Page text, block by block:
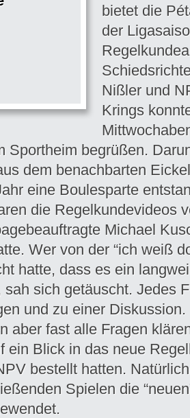
bietet die
der
Nißler und
Krings
Sportheim begrüßen.
dem benachbarten
eine Boulesparte
die Regelkundevideos
Michael
Wer von der “ich weiß
hatte, dass es ein
sah sich getäuscht. Jedes
und zu einer
aber fast alle Fragen
ein Blick in das neue
bestellt hatten.
Spielen die